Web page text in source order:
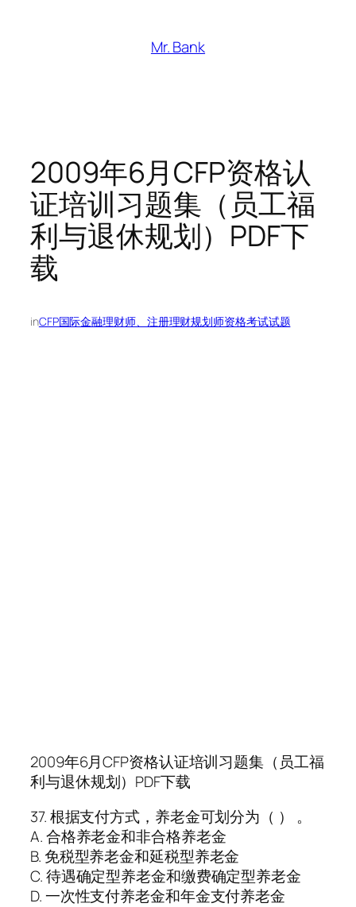
Mr. Bank
2009年6月CFP资格认
证培训习题集（员工福
利与退休规划）PDF下
载
inCFP国际金融理财师、注册理财规划师资格考试试题
2009年6月CFP资格认证培训习题集（员工福
利与退休规划）PDF下载
37. 根据支付方式，养老金可划分为（ ） 。
A. 合格养老金和非合格养老金
B. 免税型养老金和延税型养老金
C. 待遇确定型养老金和缴费确定型养老金
D. 一次性支付养老金和年金支付养老金